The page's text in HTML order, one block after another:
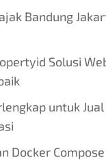
Bandung
Solusi
untuk Jual
Docker